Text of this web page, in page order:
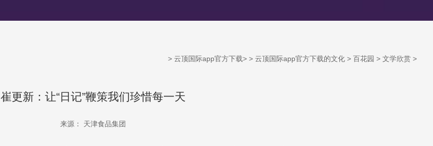
> 云顶国际app官方下载> > 云顶国际app官方下载的文化 > 百花园 > 文学欣赏 >
崔更新：让“日记”鞭策我们珍惜每一天
来源： 天津食品集团